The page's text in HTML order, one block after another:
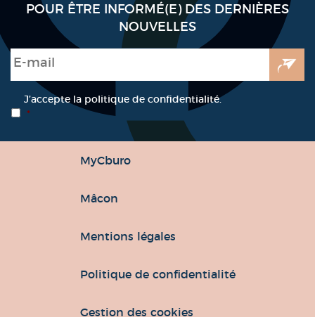
POUR ÊTRE INFORMÉ(E) DES DERNIÈRES
NOUVELLES
E-mail
RGPD *
J’accepte la politique de confidentialité.
*
MyCburo
Mâcon
Mentions légales
Politique de confidentialité
Gestion des cookies